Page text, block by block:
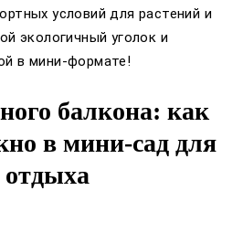
условий для растений и
экологичный уголок и
в мини-формате!
балкона: как
в мини-сад для
отдыха